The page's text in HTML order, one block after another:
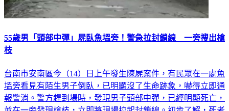
55歲男「頭部中彈」屍臥魚塭旁！警急拉封鎖線 一旁搜出槍
枝
台南市安南區今（14）日上午發生陳屍案件，有民眾在一處魚
塭旁看見有陌生男子倒臥，已明顯沒了生命跡象，嚇得立即通
報警消。警方趕到場時，發現男子頭部中彈，已經明顯死亡，